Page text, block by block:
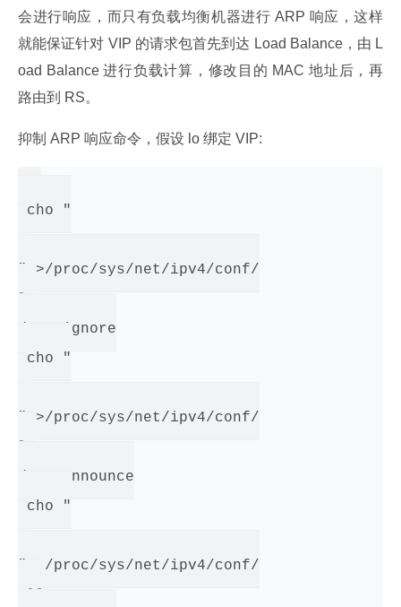
会进行响应，而只有负载均衡机器进行 ARP 响应，这样
就能保证针对 VIP 的请求包首先到达 Load Balance，由 L
oad Balance 进行负载计算，修改目的 MAC 地址后，再
路由到 RS。
抑制 ARP 响应命令，假设 lo 绑定 VIP:
echo "
" >/proc/sys/net/ipv4/conf/
/arp_ignore
echo "
" >/proc/sys/net/ipv4/conf/
/arp_announce
echo "
" >/proc/sys/net/ipv4/conf/